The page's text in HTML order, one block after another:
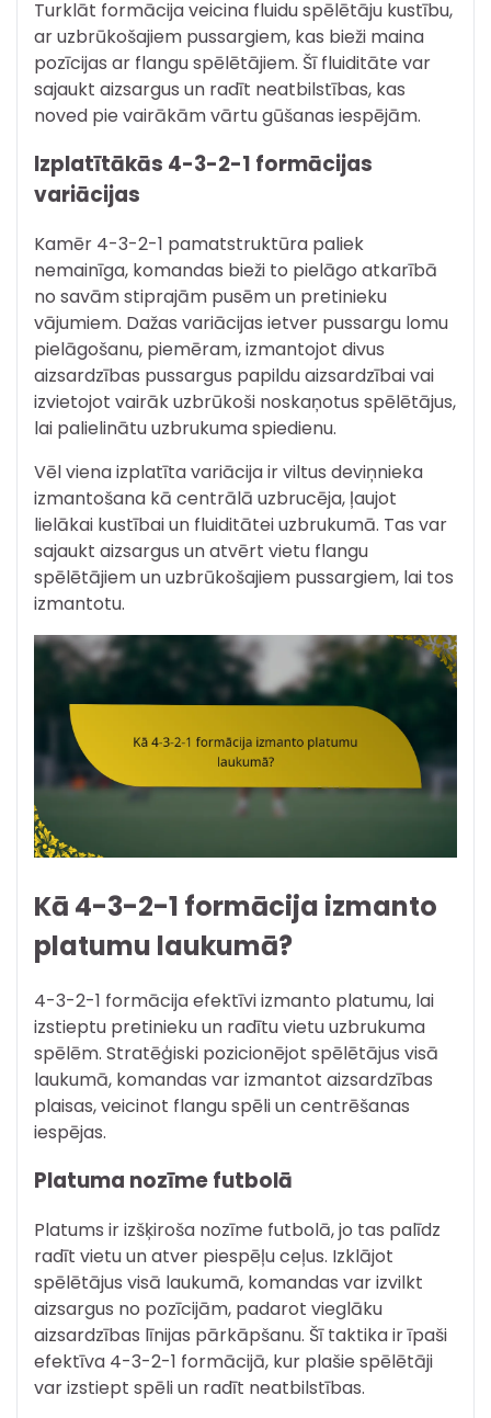
Turklāt formācija veicina fluidu spēlētāju kustību,
ar uzbrūkošajiem pussargiem, kas bieži maina
pozīcijas ar flangu spēlētājiem. Šī fluiditāte var
sajaukt aizsargus un radīt neatbilstības, kas
noved pie vairākām vārtu gūšanas iespējām.
Izplatītākās 4-3-2-1 formācijas
variācijas
Kamēr 4-3-2-1 pamatstruktūra paliek
nemainīga, komandas bieži to pielāgo atkarībā
no savām stiprajām pusēm un pretinieku
vājumiem. Dažas variācijas ietver pussargu lomu
pielāgošanu, piemēram, izmantojot divus
aizsardzības pussargus papildu aizsardzībai vai
izvietojot vairāk uzbrūkoši noskaņotus spēlētājus,
lai palielinātu uzbrukuma spiedienu.
Vēl viena izplatīta variācija ir viltus deviņnieka
izmantošana kā centrālā uzbrucēja, ļaujot
lielākai kustībai un fluiditātei uzbrukumā. Tas var
sajaukt aizsargus un atvērt vietu flangu
spēlētājiem un uzbrūkošajiem pussargiem, lai tos
izmantotu.
Kā 4-3-2-1 formācija izmanto
platumu laukumā?
4-3-2-1 formācija efektīvi izmanto platumu, lai
izstieptu pretinieku un radītu vietu uzbrukuma
spēlēm. Stratēģiski pozicionējot spēlētājus visā
laukumā, komandas var izmantot aizsardzības
plaisas, veicinot flangu spēli un centrēšanas
iespējas.
Platuma nozīme futbolā
Platums ir izšķiroša nozīme futbolā, jo tas palīdz
radīt vietu un atver piespēļu ceļus. Izklājot
spēlētājus visā laukumā, komandas var izvilkt
aizsargus no pozīcijām, padarot vieglāku
aizsardzības līnijas pārkāpšanu. Šī taktika ir īpaši
efektīva 4-3-2-1 formācijā, kur plašie spēlētāji
var izstiept spēli un radīt neatbilstības.